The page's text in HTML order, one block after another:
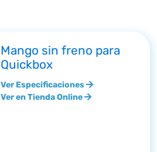
Mango sin freno para
Quickbox
Ver Especificaciones
Ver en Tienda Online